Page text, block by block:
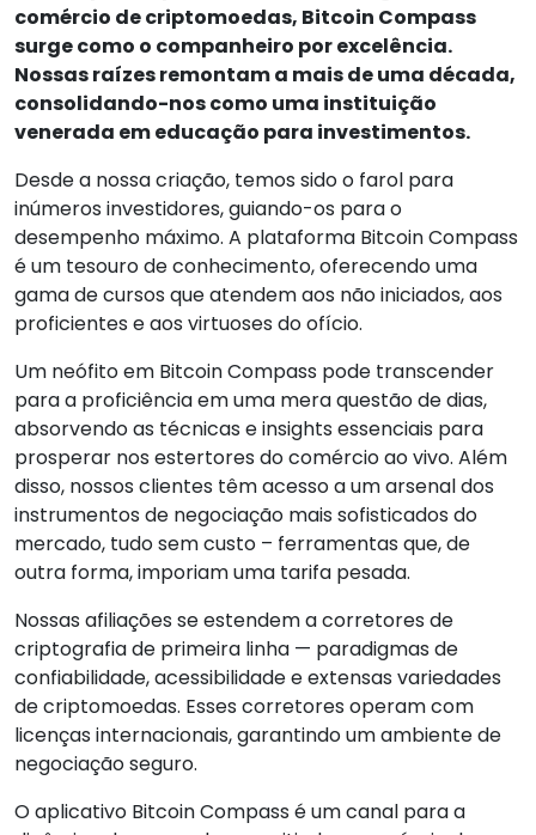
comércio de criptomoedas, Bitcoin Compass
surge como o companheiro por excelência.
Nossas raízes remontam a mais de uma década,
consolidando-nos como uma instituição
venerada em educação para investimentos.
Desde a nossa criação, temos sido o farol para
inúmeros investidores, guiando-os para o
desempenho máximo. A plataforma Bitcoin Compass
é um tesouro de conhecimento, oferecendo uma
gama de cursos que atendem aos não iniciados, aos
proficientes e aos virtuoses do ofício.
Um neófito em Bitcoin Compass pode transcender
para a proficiência em uma mera questão de dias,
absorvendo as técnicas e insights essenciais para
prosperar nos estertores do comércio ao vivo. Além
disso, nossos clientes têm acesso a um arsenal dos
instrumentos de negociação mais sofisticados do
mercado, tudo sem custo – ferramentas que, de
outra forma, imporiam uma tarifa pesada.
Nossas afiliações se estendem a corretores de
criptografia de primeira linha — paradigmas de
confiabilidade, acessibilidade e extensas variedades
de criptomoedas. Esses corretores operam com
licenças internacionais, garantindo um ambiente de
negociação seguro.
O aplicativo Bitcoin Compass é um canal para a